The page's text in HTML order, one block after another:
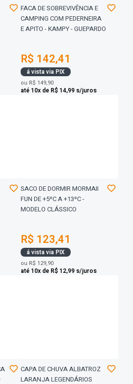
FACA DE SOBREVIVÊNCIA E
CAMPING COM PEDERNEIRA
E APITO - KAMPY - GUEPARDO
R$ 142,41
á vista via PIX
ou R$ 149,90
até 10x de R$ 14,99 s/juros
SACO DE DORMIR MORMAII
FUN DE +5ºC A +13ºC -
MODELO CLÁSSICO
R$ 123,41
á vista via PIX
ou R$ 129,90
até 10x de R$ 12,99 s/juros
CAPA DE CHUVA ALBATROZ
LARANJA LEGENDÁRIOS